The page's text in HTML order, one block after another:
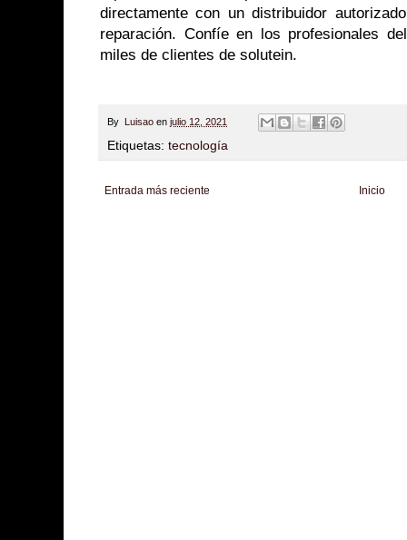
directamente con un distribuidor
reparación. Confíe en los profesionales
miles de clientes de solutein.
By Luisao en julio 12, 2021
Etiquetas: tecnología
Entrada más reciente Inicio